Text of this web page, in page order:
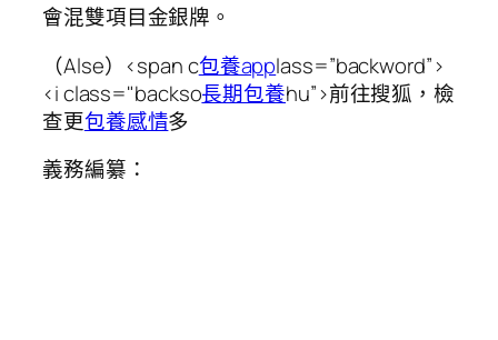
會混雙項目金銀牌。
（Alse）<span c包養applass=”backword”>
<i class="backso長期包養hu”>前往搜狐，檢
查更包養感情多
義務編纂：